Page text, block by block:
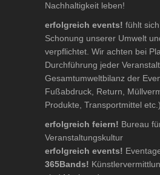
Nachhaltigkeit leben!
erfolgreich events! fühlt
Schonung unserer Umwelt
verpflichtet. Wir achten bei
Durchführung jeder
Gesamtumweltbilanz der
Fußabdruck, Return,
Produkte, Transportmittel etc.)
erfolgreich feiern! Bureau
Veranstaltungskultur
erfolgreich events!
365Bands!